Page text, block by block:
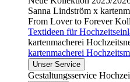
Sanna Lindström x
From Lover to Forever
Textideen für
kartenmacherei
kartenmacherei
Unser Service
Gestaltungsservice